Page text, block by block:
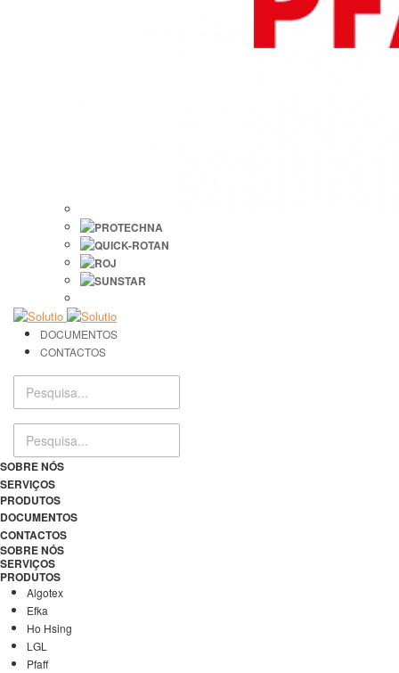
DOCUMENTOS
CONTACTOS
SOBRE NÓS
SERVIÇOS
PRODUTOS
DOCUMENTOS
CONTACTOS
SOBRE NÓS
SERVIÇOS
PRODUTOS
Algotex
Efka
Ho Hsing
LGL
Pfaff